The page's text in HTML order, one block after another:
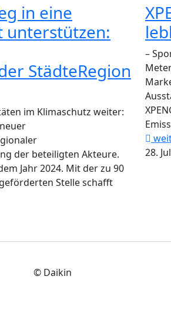
in eine
unterstützen:
StädteRegion
im Klimaschutz weiter:
der beteiligten Akteure.
Jahr 2024. Mit der zu 90
Stelle schafft
–
28.
© Daikin